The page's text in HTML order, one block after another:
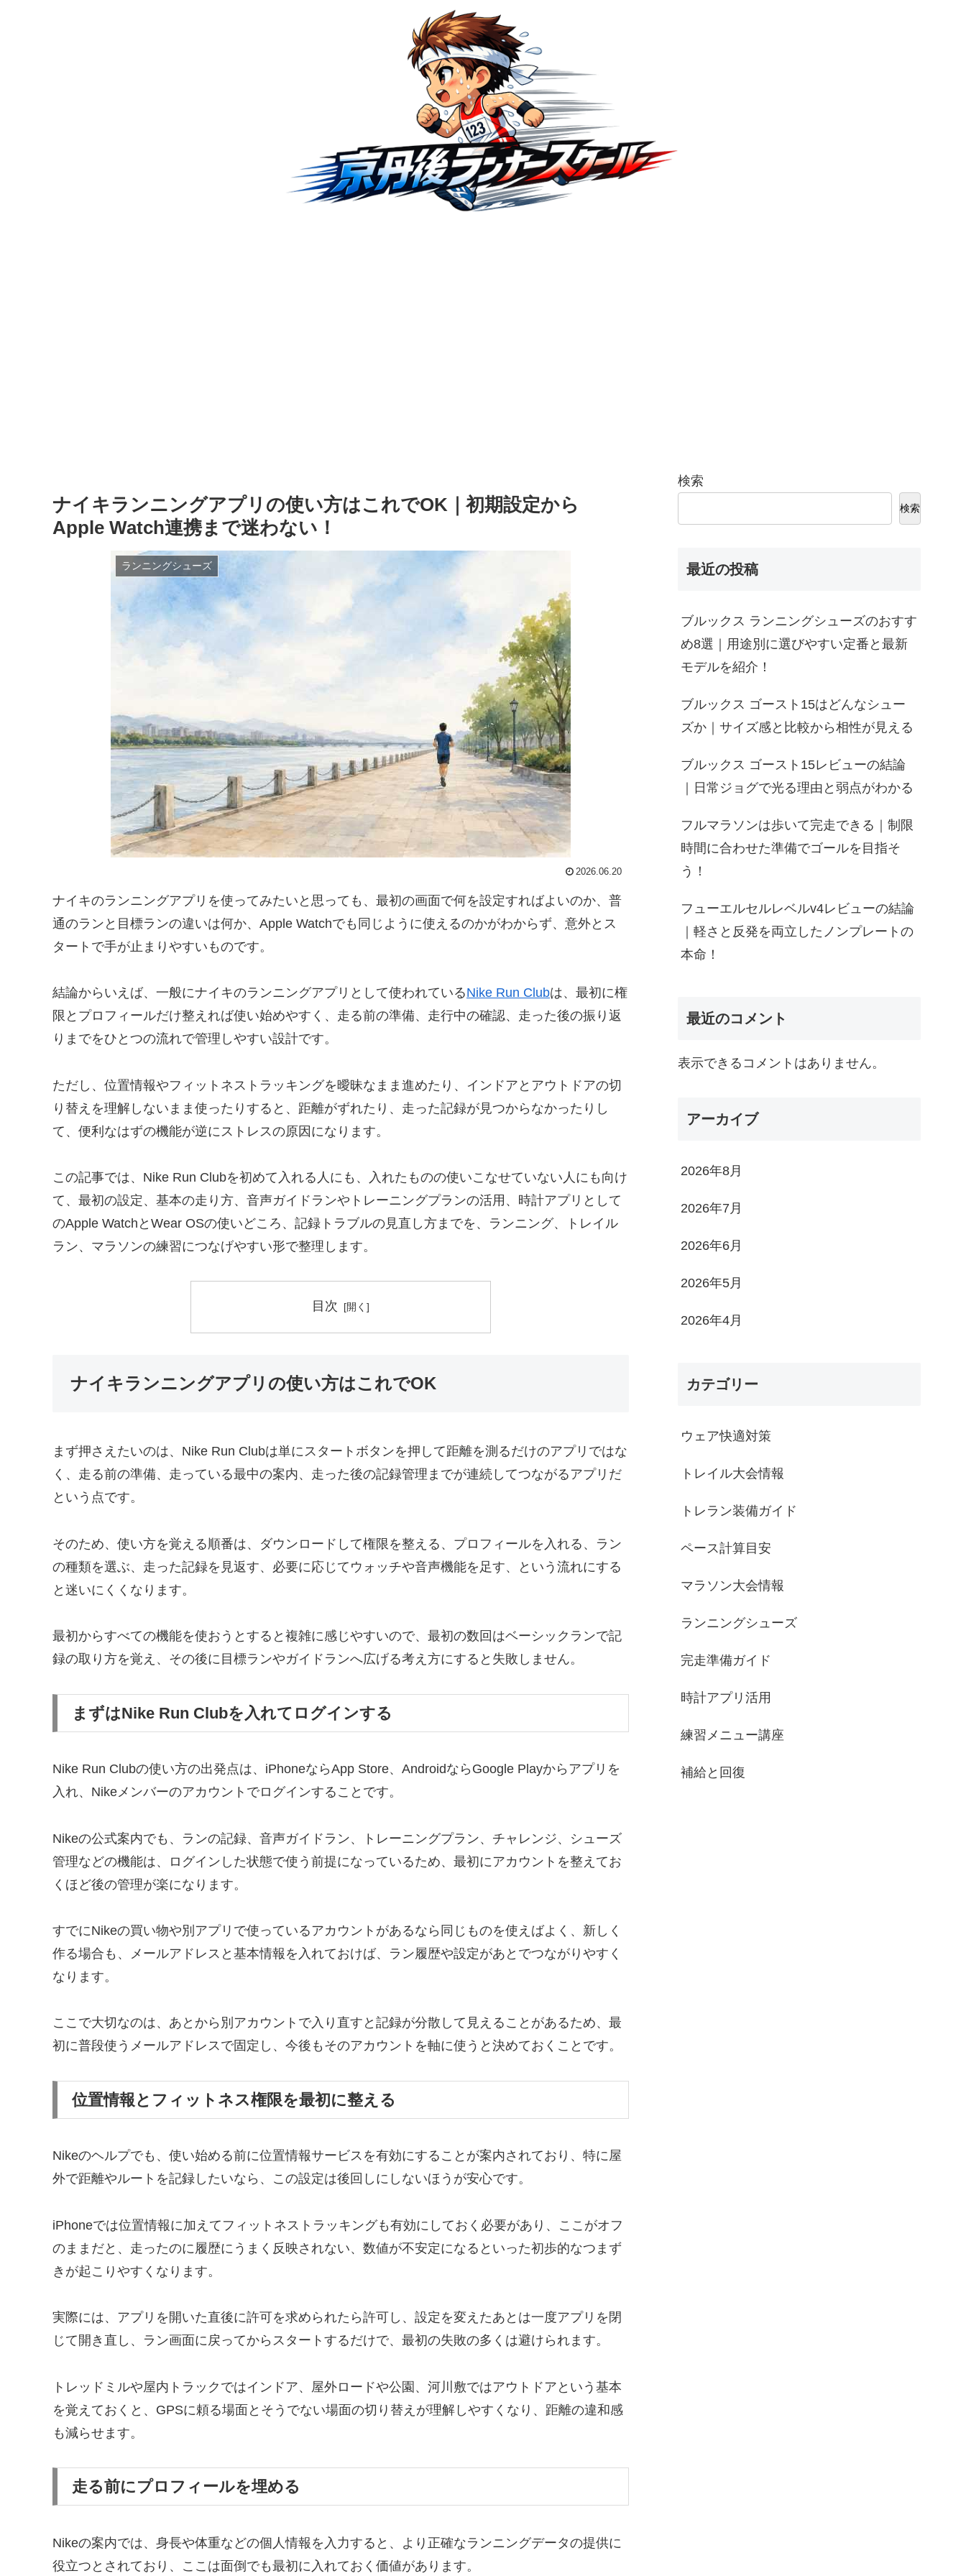
ナイキランニングアプリの使い方はこれでOK｜初期設定から
Apple Watch連携まで迷わない！
ランニングシューズ
2026.06.20
ナイキのランニングアプリを使ってみたいと思っても、最初の画面で何を設定すればよいのか、普
通のランと目標ランの違いは何か、Apple Watchでも同じように使えるのかがわからず、意外とス
タートで手が止まりやすいものです。
結論からいえば、一般にナイキのランニングアプリとして使われているNike Run Clubは、最初に権
限とプロフィールだけ整えれば使い始めやすく、走る前の準備、走行中の確認、走った後の振り返
りまでをひとつの流れで管理しやすい設計です。
ただし、位置情報やフィットネストラッキングを曖昧なまま進めたり、インドアとアウトドアの切
り替えを理解しないまま使ったりすると、距離がずれたり、走った記録が見つからなかったりし
て、便利なはずの機能が逆にストレスの原因になります。
この記事では、Nike Run Clubを初めて入れる人にも、入れたものの使いこなせていない人にも向け
て、最初の設定、基本の走り方、音声ガイドランやトレーニングプランの活用、時計アプリとして
のApple WatchとWear OSの使いどころ、記録トラブルの見直し方までを、ランニング、トレイル
ラン、マラソンの練習につなげやすい形で整理します。
目次
ナイキランニングアプリの使い方はこれでOK
まず押さえたいのは、Nike Run Clubは単にスタートボタンを押して距離を測るだけのアプリではな
く、走る前の準備、走っている最中の案内、走った後の記録管理までが連続してつながるアプリだ
という点です。
そのため、使い方を覚える順番は、ダウンロードして権限を整える、プロフィールを入れる、ラン
の種類を選ぶ、走った記録を見返す、必要に応じてウォッチや音声機能を足す、という流れにする
と迷いにくくなります。
最初からすべての機能を使おうとすると複雑に感じやすいので、最初の数回はベーシックランで記
録の取り方を覚え、その後に目標ランやガイドランへ広げる考え方にすると失敗しません。
まずはNike Run Clubを入れてログインする
Nike Run Clubの使い方の出発点は、iPhoneならApp Store、AndroidならGoogle Playからアプリを
入れ、Nikeメンバーのアカウントでログインすることです。
Nikeの公式案内でも、ランの記録、音声ガイドラン、トレーニングプラン、チャレンジ、シューズ
管理などの機能は、ログインした状態で使う前提になっているため、最初にアカウントを整えてお
くほど後の管理が楽になります。
すでにNikeの買い物や別アプリで使っているアカウントがあるなら同じものを使えばよく、新しく
作る場合も、メールアドレスと基本情報を入れておけば、ラン履歴や設定があとでつながりやすく
なります。
ここで大切なのは、あとから別アカウントで入り直すと記録が分散して見えることがあるため、最
初に普段使うメールアドレスで固定し、今後もそのアカウントを軸に使うと決めておくことです。
位置情報とフィットネス権限を最初に整える
Nikeのヘルプでも、使い始める前に位置情報サービスを有効にすることが案内されており、特に屋
外で距離やルートを記録したいなら、この設定は後回しにしないほうが安心です。
iPhoneでは位置情報に加えてフィットネストラッキングも有効にしておく必要があり、ここがオフ
のままだと、走ったのに履歴にうまく反映されない、数値が不安定になるといった初歩的なつまず
きが起こりやすくなります。
実際には、アプリを開いた直後に許可を求められたら許可し、設定を変えたあとは一度アプリを閉
じて開き直し、ラン画面に戻ってからスタートするだけで、最初の失敗の多くは避けられます。
トレッドミルや屋内トラックではインドア、屋外ロードや公園、河川敷ではアウトドアという基本
を覚えておくと、GPSに頼る場面とそうでない場面の切り替えが理解しやすくなり、距離の違和感
も減らせます。
走る前にプロフィールを埋める
Nikeの案内では、身長や体重などの個人情報を入力すると、より正確なランニングデータの提供に
役立つとされており、ここは面倒でも最初に入れておく価値があります。
検索
検索
最近の投稿
ブルックス ランニングシューズのおすす
め8選｜用途別に選びやすい定番と最新
モデルを紹介！
ブルックス ゴースト15はどんなシュー
ズか｜サイズ感と比較から相性が見える
ブルックス ゴースト15レビューの結論
｜日常ジョグで光る理由と弱点がわかる
フルマラソンは歩いて完走できる｜制限
時間に合わせた準備でゴールを目指そ
う！
フューエルセルレベルv4レビューの結論
｜軽さと反発を両立したノンプレートの
本命！
最近のコメント
表示できるコメントはありません。
アーカイブ
2026年8月
2026年7月
2026年6月
2026年5月
2026年4月
カテゴリー
ウェア快適対策
トレイル大会情報
トレラン装備ガイド
ペース計算目安
マラソン大会情報
ランニングシューズ
完走準備ガイド
時計アプリ活用
練習メニュー講座
補給と回復